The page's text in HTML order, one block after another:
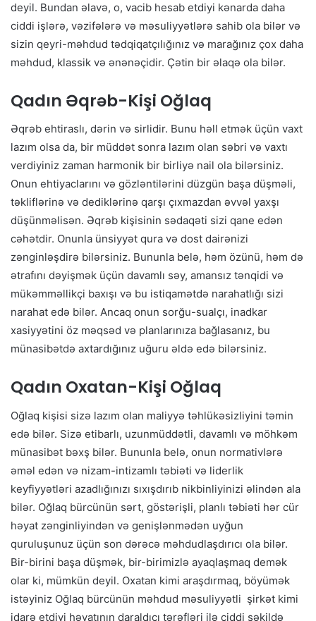
deyil. Bundan əlavə, o, vacib hesab etdiyi kənarda daha
ciddi işlərə, vəzifələrə və məsuliyyətlərə sahib ola bilər və
sizin qeyri-məhdud tədqiqatçılığınız və marağınız çox daha
məhdud, klassik və ənənəçidir. Çətin bir əlaqə ola bilər.
Qadın Əqrəb-Kişi Oğlaq
Əqrəb ehtiraslı, dərin və sirlidir. Bunu həll etmək üçün vaxt
lazım olsa da, bir müddət sonra lazım olan səbri və vaxtı
verdiyiniz zaman harmonik bir birliyə nail ola bilərsiniz.
Onun ehtiyaclarını və gözləntilərini düzgün başa düşməli,
təkliflərinə və dediklərinə qarşı çıxmazdan əvvəl yaxşı
düşünməlisən. Əqrəb kişisinin sədaqəti sizi qane edən
cəhətdir. Onunla ünsiyyət qura və dost dairənizi
zənginləşdirə bilərsiniz. Bununla belə, həm özünü, həm də
ətrafını dəyişmək üçün davamlı səy, amansız tənqidi və
mükəmməllikçi baxışı və bu istiqamətdə narahatlığı sizi
narahat edə bilər. Ancaq onun sorğu-sualçı, inadkar
xasiyyətini öz məqsəd və planlarınıza bağlasanız, bu
münasibətdə axtardığınız uğuru əldə edə bilərsiniz.
Qadın Oxatan-Kişi Oğlaq
Oğlaq kişisi sizə lazım olan maliyyə təhlükəsizliyini təmin
edə bilər. Sizə etibarlı, uzunmüddətli, davamlı və möhkəm
münasibət bəxş bilər. Bununla belə, onun normativlərə
əməl edən və nizam-intizamlı təbiəti və liderlik
keyfiyyətləri azadlığınızı sıxışdırıb nikbinliyinizi əlindən ala
bilər. Oğlaq bürcünün sərt, göstərişli, planlı təbiəti hər cür
həyat zənginliyindən və genişlənmədən uyğun
quruluşunuz üçün son dərəcə məhdudlaşdırıcı ola bilər.
Bir-birini başa düşmək, bir-birimizlə ayaqlaşmaq demək
olar ki, mümkün deyil. Oxatan kimi araşdırmaq, böyümək
istəyiniz Oğlaq bürcünün məhdud məsuliyyətli şirkət kimi
idarə etdiyi həyatının daraldıcı tərəfləri ilə ciddi şəkildə